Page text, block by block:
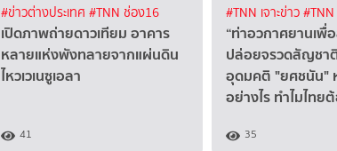
#ข่าวต่างประเทศ #TNN ช่อง16
เปิดภาพถ่ายดาวเทียม อาคาร
หลายแห่งพังทลายจากแผ่นดิน
ไหวเวเนซูเอลา
41
#TNN เจาะข่าว
“ท่าอวกาศยานเพื่
ปล่อยจรวดสัญชา
อุดมคติ "ยศชนัน"
อย่างไร ทำไมไท
35